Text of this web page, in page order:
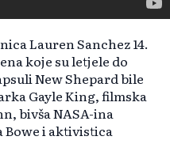
Lauren Sanchez 14.
koje su letjele do
New Shepard bile
Gayle King, filmska
bivša NASA-ina
Bowe i aktivistica